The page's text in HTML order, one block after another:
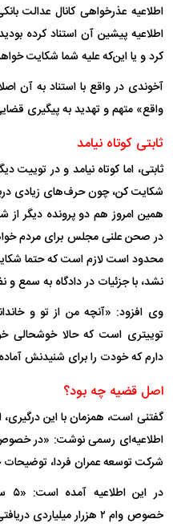
اطلاعیه عذرخواهی کانال عدالت
اطلاعیه پیشین آن استناد کرده
کرد و یا این‌که علیه شما شکایت
آخوندی در واقع با استناد به آن
واقع» متهم و تهدید به پیگیری
ثابتی کوتاه نیامد
ثابتی، اما کوتاه نیامد و در
شکایت کن، چون حرف‌های زیادی
همین امروز هم دو پرونده دیگر از
در صحن علنی مجلس برای مردم
محدود است لازم است که حتما
نشد، با جزئیات در دادگاه به سمع و
وی افزود: «آنچه من از تو و
توییتری است که حالا
دارم که خودت را برای شنیدنش
اصل قضیه چه بود؟
گفتنی است، همزمان با این
اطلاعیه‌ای رسمی نوشت: «در
شرکت توسعه عمران فردا،
خصوص وام ۲ هزرار